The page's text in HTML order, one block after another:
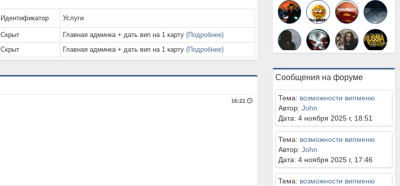
Идентификатор Услуги
Скрыт Главная админка + дать вип на 1 карту (Подробнее)
Скрыт Главная админка + дать вип на 1 карту (Подробнее)
16:21
Сообщения на форуме
Тема: возможности випменю
Автор: John
Дата: 4 ноября 2025 г, 18:51
Тема: возможности випменю
Автор: John
Дата: 4 ноября 2025 г, 17:46
Тема: возможности випменю